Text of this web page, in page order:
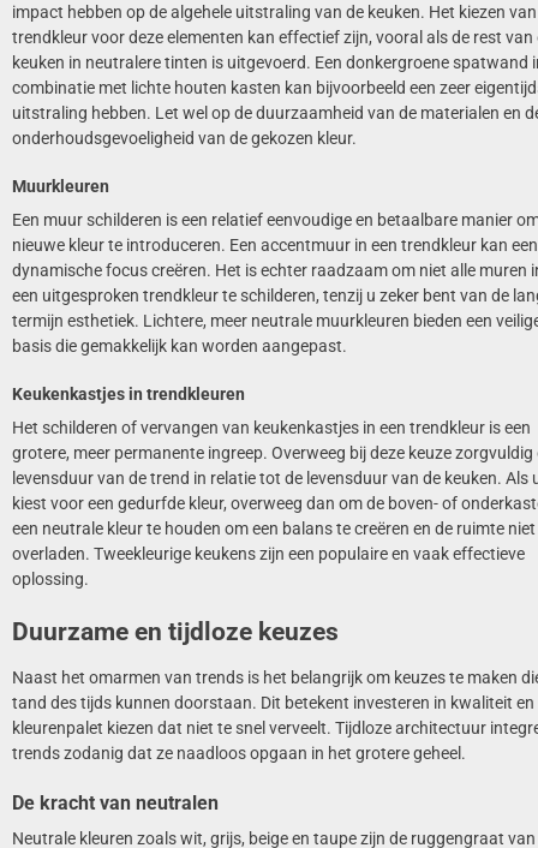
impact hebben op de algehele uitstraling van de keuken. Het kiezen
trendkleur voor deze elementen kan effectief zijn, vooral als de rest van
keuken in neutralere tinten is uitgevoerd. Een donkergroene spatwand
combinatie met lichte houten kasten kan bijvoorbeeld een zeer
uitstraling hebben. Let wel op de duurzaamheid van de materialen en
onderhoudsgevoeligheid van de gekozen kleur.
Muurkleuren
Een muur schilderen is een relatief eenvoudige en betaalbare manier
nieuwe kleur te introduceren. Een accentmuur in een trendkleur kan een
dynamische focus creëren. Het is echter raadzaam om niet alle muren
een uitgesproken trendkleur te schilderen, tenzij u zeker bent van de
termijn esthetiek. Lichtere, meer neutrale muurkleuren bieden een
basis die gemakkelijk kan worden aangepast.
Keukenkastjes in trendkleuren
Het schilderen of vervangen van keukenkastjes in een trendkleur is een
grotere, meer permanente ingreep. Overweeg bij deze keuze zorgvuldig
levensduur van de trend in relatie tot de levensduur van de keuken. Als
kiest voor een gedurfde kleur, overweeg dan om de boven- of
een neutrale kleur te houden om een balans te creëren en de ruimte
overladen. Tweekleurige keukens zijn een populaire en vaak effectieve
oplossing.
Duurzame en tijdloze keuzes
Naast het omarmen van trends is het belangrijk om keuzes te maken
tand des tijds kunnen doorstaan. Dit betekent investeren in kwaliteit en
kleurenpalet kiezen dat niet te snel verveelt. Tijdloze architectuur
trends zodanig dat ze naadloos opgaan in het grotere geheel.
De kracht van neutralen
Neutrale kleuren zoals wit, grijs, beige en taupe zijn de ruggengraat van